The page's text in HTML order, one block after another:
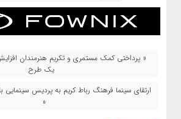
« پرداختی کمک مستمری و تکریم هنرمندان
یک طرح
ارتقای سینما فرهنگ رباط‌ کریم به پرديس سینمایی
»